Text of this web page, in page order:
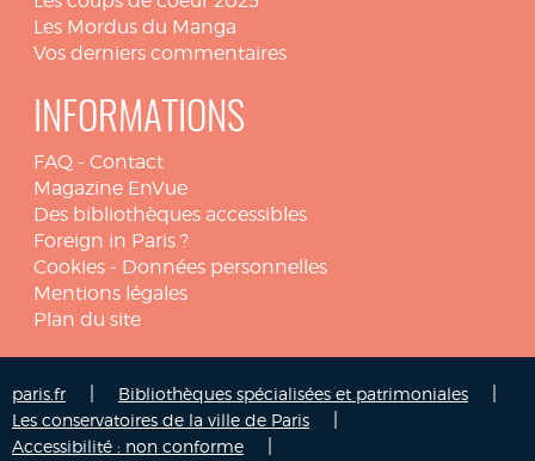
Les Mordus du Manga
Vos derniers commentaires
INFORMATIONS
FAQ - Contact
Magazine EnVue
Des bibliothèques accessibles
Foreign in Paris ?
Cookies - Données personnelles
Mentions légales
Plan du site
paris.fr Bibliothèques spécialisées et patrimoniales
Les conservatoires de la ville de Paris
Accessibilité : non conforme